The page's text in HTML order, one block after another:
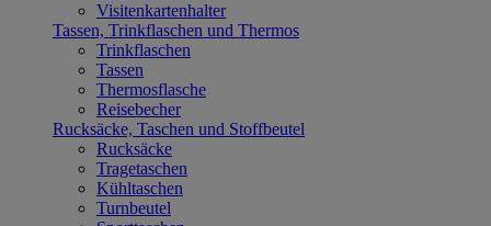
Visitenkartenhalter
Tassen, Trinkflaschen und Thermos
Trinkflaschen
Tassen
Thermosflasche
Reisebecher
Rucksäcke, Taschen und Stoffbeutel
Rucksäcke
Tragetaschen
Kühltaschen
Turnbeutel